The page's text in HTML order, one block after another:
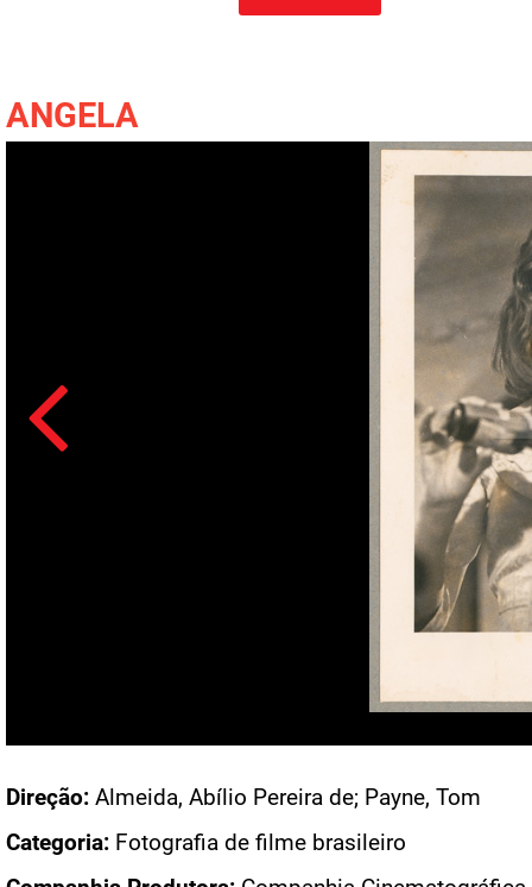
ANGELA
Direção: Almeida, Abílio Pereira de; Payne, Tom
Categoria: Fotografia de filme brasileiro